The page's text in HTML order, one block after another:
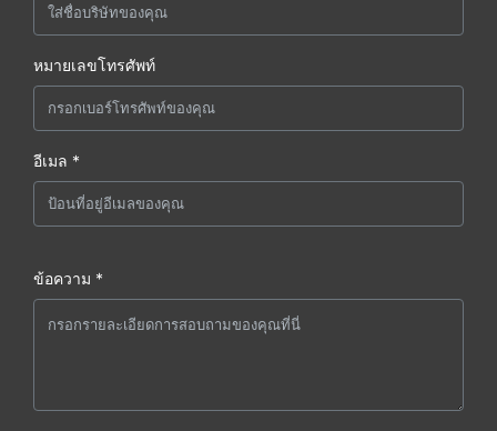
หมายเลขโทรศัพท์
อีเมล *
ข้อความ *